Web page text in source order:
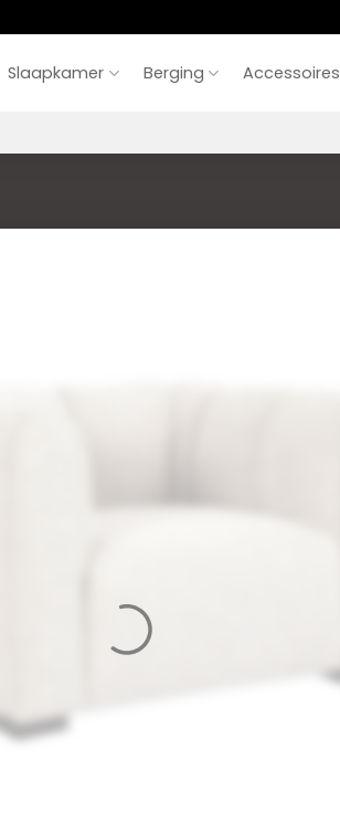
Slaapkamer Berging Accessoires